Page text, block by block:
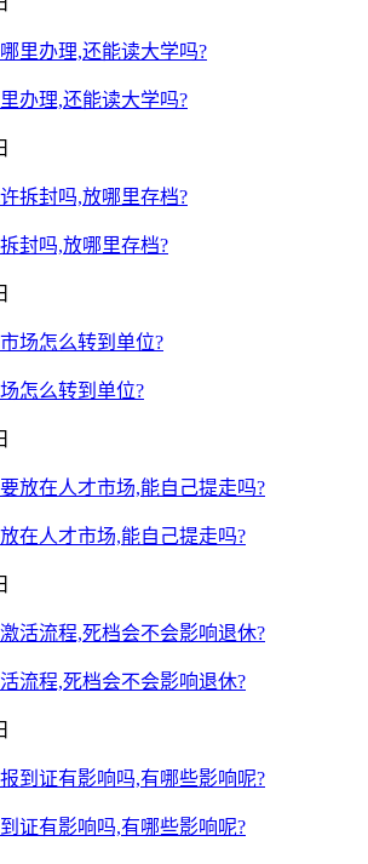
办理,还能读大学吗?
封吗,放哪里存档?
怎么转到单位?
在人才市场,能自己提走吗?
流程,死档会不会影响退休?
证有影响吗,有哪些影响呢?